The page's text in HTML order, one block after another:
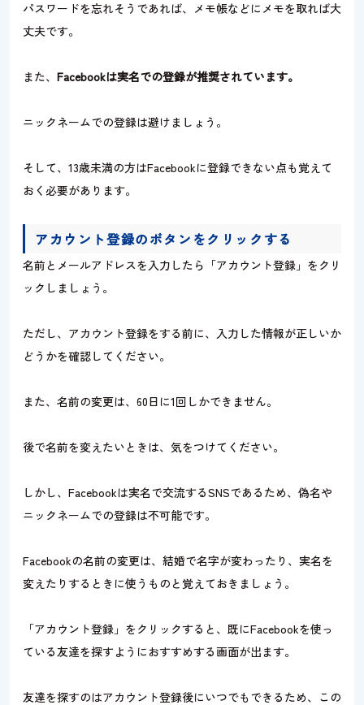
パスワードを忘れそうであれば、メモ帳などにメモを取れば大
丈夫です。
また、 Facebookは実名での登録が推奨されています。
ニックネームでの登録は避けましょう。
そして、13歳未満の方はFacebookに登録できない点も覚えて
おく必要があります。
アカウント登録のボタンをクリックする
名前とメールアドレスを入力したら「アカウント登録」をクリ
ックしましょう。
ただし、アカウント登録をする前に、入力した情報が正しいか
どうかを確認してください。
また、名前の変更は、60日に1回しかできません。
後で名前を変えたいときは、気をつけてください。
しかし、Facebookは実名で交流するSNSであるため、偽名や
ニックネームでの登録は不可能です。
Facebookの名前の変更は、結婚で名字が変わったり、実名を
変えたりするときに使うものと覚えておきましょう。
「アカウント登録」をクリックすると、既にFacebookを使っ
ている友達を探すようにおすすめする画面が出ます。
友達を探すのはアカウント登録後にいつでもできるため、この